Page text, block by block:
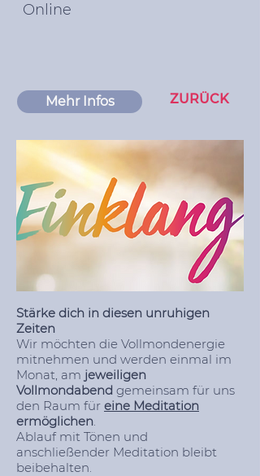
Online
Mehr Infos ZURÜCK
Stärke dich in diesen unruhigen
Zeiten
Wir möchten die Vollmondenergie
mitnehmen und werden einmal im
Monat, am jeweiligen
Vollmondabend gemeinsam für uns
den Raum für eine Meditation
ermöglichen.
Ablauf mit Tönen und
anschließender Meditation bleibt
beibehalten.